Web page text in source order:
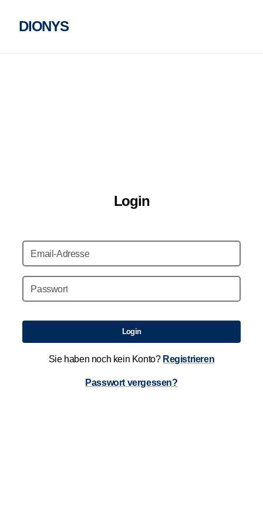
DIONYS
Login
Email-Adresse
Passwort
Login
Sie haben noch kein Konto? Registrieren
Passwort vergessen?